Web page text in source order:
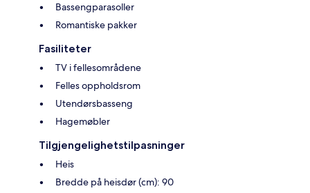
Bassengparasoller
Romantiske pakker
Fasiliteter
TV i fellesområdene
Felles oppholdsrom
Utendørsbasseng
Hagemøbler
Tilgjengelighetstilpasninger
Heis
Bredde på heisdør (cm): 90